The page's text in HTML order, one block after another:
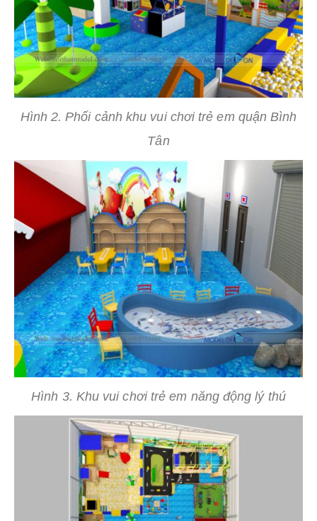
Hình 2. Phối cảnh khu vui chơi trẻ em quận Bình
Tân
Hình 3. Khu vui chơi trẻ em năng động lý thú